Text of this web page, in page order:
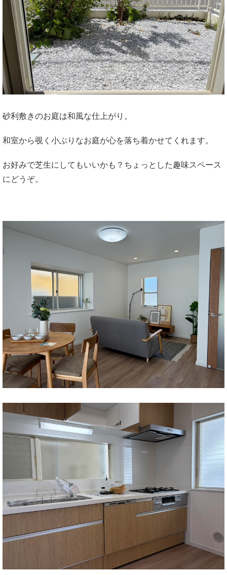
砂利敷きのお庭は和風な仕上がり。
和室から覗く小ぶりなお庭が心を落ち着かせてくれます。
お好みで芝生にしてもいいかも？ちょっとした趣味スペース
にどうぞ。